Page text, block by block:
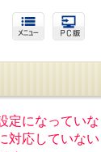
定になっていな
対応していない